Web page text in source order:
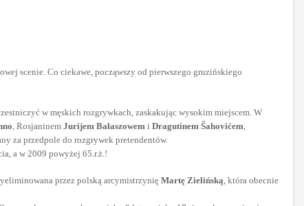
scenie. Co ciekawe, począwszy od pierwszego gruzińskiego
w męskich rozgrywkach, zaskakując wysokim miejscem. W
, Rosjaninem Jurijem Bałaszowem i Dragutinem Šahovićem
za przedpole do rozgrywek pretendentów.
a w 2009 powyżej 65.r.ż.!
przez polską arcymistrzynię Martę Zielińską , która obecnie